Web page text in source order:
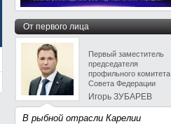
От первого лица
Первый заместитель
председателя
профильного комитета
Совета Федерации
Игорь ЗУБАРЕВ
В рыбной отрасли Карелии